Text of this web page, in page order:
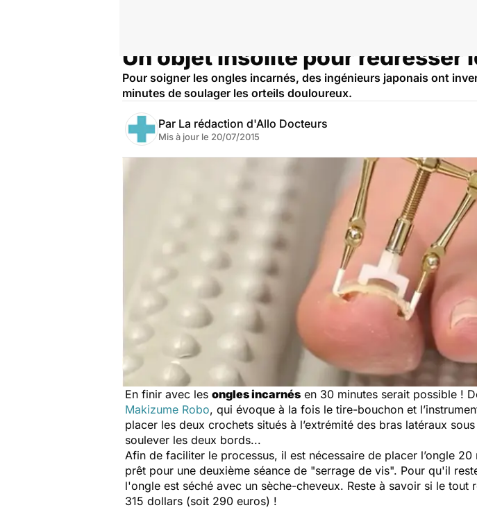
Un objet insolite pour redresser
Pour soigner les ongles incarnés, des ingénieurs japonais ont
minutes de soulager les orteils douloureux.
Par La rédaction d'Allo Docteurs
Mis à jour le 20/07/2015
En finir avec les ongles incarnés en 30 minutes serait possible !
Makizume Robo, qui évoque à la fois le tire-bouchon et
placer les deux crochets situés à l’extrémité des bras latéraux
soulever les deux bords...
Afin de faciliter le processus, il est nécessaire de placer l’ongle
prêt pour une deuxième séance de "serrage de vis". Pour qu'il
l'ongle est séché avec un sèche-cheveux. Reste à savoir si le
315 dollars (soit 290 euros) !